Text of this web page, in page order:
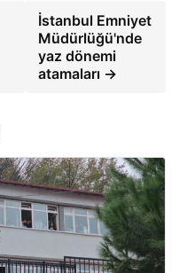
İstanbul Emniyet
Müdürlüğü'nde
yaz dönemi
atamaları →